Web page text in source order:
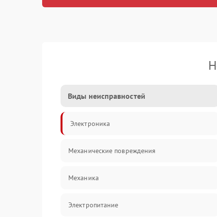
Виды неисправностей
Электроника
Механические повреждения
Механика
Электропитание